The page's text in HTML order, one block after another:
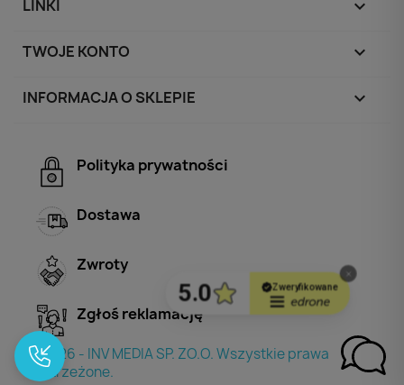
LINKI 
TWOJE KONTO 
INFORMACJA O SKLEPIE keyboard_arrow_down
Polityka prywatności
Dostawa
Zwroty
Zgłoś reklamację
© 2026 - INV MEDIA SP. ZO.O. Wszystkie prawa
zastrzeżone.